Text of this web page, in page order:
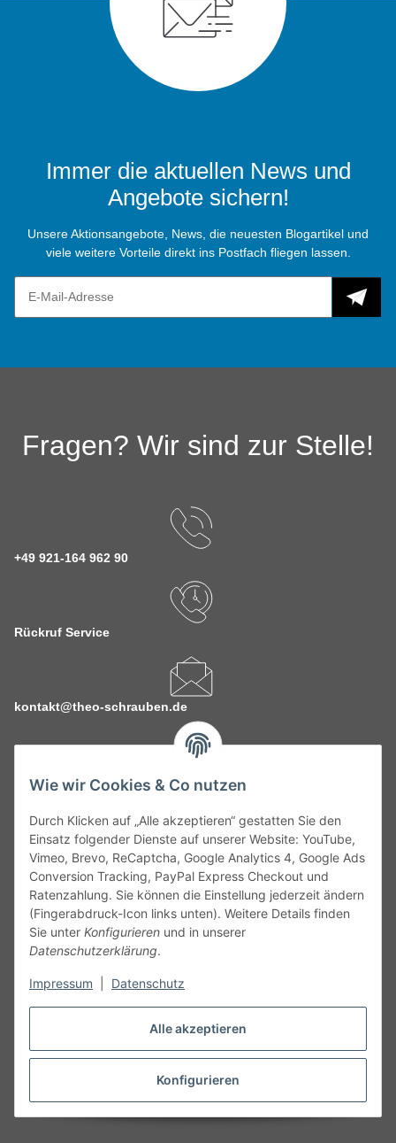
Alle akzeptieren
Konfigurieren
Wie wir Cookies & Co nutzen
Durch Klicken auf „Alle akzeptieren“ gestatten Sie den
Einsatz folgender Dienste auf unserer Website: YouTube,
Vimeo, Brevo, ReCaptcha, Google Analytics 4, Google Ads
Conversion Tracking, PayPal Express Checkout und
Ratenzahlung. Sie können die Einstellung jederzeit ändern
(Fingerabdruck-Icon links unten). Weitere Details finden
Sie unter Konfigurieren und in unserer
Datenschutzerklärung.
Impressum Datenschutz
Immer die aktuellen News und
Angebote sichern!
Unsere Aktionsangebote, News, die neuesten Blogartikel und
viele weitere Vorteile direkt ins Postfach fliegen lassen.
Fragen? Wir sind zur Stelle!
+49 921-164 962 90
Rückruf Service
kontakt@theo-schrauben.de
Service
Gesetzliche Informationen
Alle technischen Angaben ohne Gewähr. Irrtümer und fehlerhafte
Angaben vorbehalten. Wenn Sie Datenblätter oder spezielle
unseren Kundenservice. Abbildungen der Artikel können
Vertrag widerrufen